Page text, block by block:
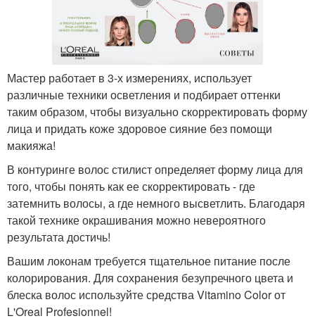
Мастер работает в 3-х измерениях, использует
различные техники осветления и подбирает оттенки
таким образом, чтобы визуально скорректировать форму
лица и придать коже здоровое сияние без помощи
макияжа!
В контуринге волос стилист определяет форму лица для
того, чтобы понять как ее скорректировать - где
затемнить волосы, а где немного высветлить. Благодаря
такой технике окрашивания можно невероятного
результата достичь!
Вашим локонам требуется тщательное питание после
колорирования. Для сохранения безупречного цвета и
блеска волос используйте средства Vitamino Color от
L'Oreal Profesionnel!